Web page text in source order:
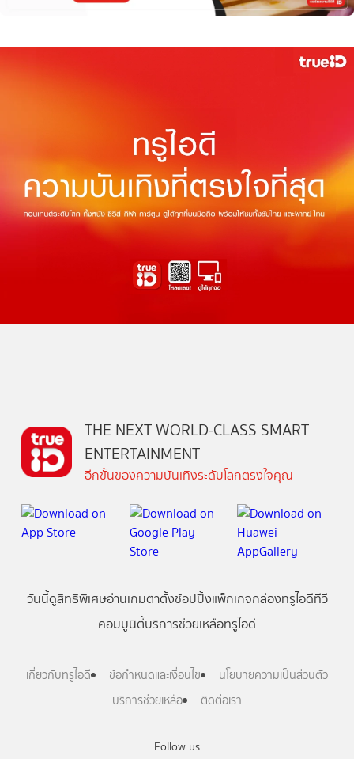
Follow us
THE NEXT WORLD-CLASS SMART
ENTERTAINMENT
อีกขั้นของความบันเทิงระดับโลกตรงใจคุณ
วันนี้ดูสิทธิพิเศษอ่านเกมตาตั้งช้อปปิ้งแพ็กเกจกล่องทรูไอดีทีวี
คอมมูนิตี้บริการช่วยเหลือทรูไอดี
เกี่ยวกับทรูไอดี ข้อกำหนดและเงื่อนไข
นโยบายความเป็นส่วนตัว
บริการช่วยเหลือ
ติดต่อเรา